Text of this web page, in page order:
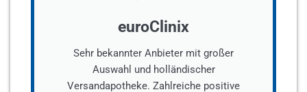
euroClinix
Sehr bekannter Anbieter mit großer
Auswahl und holländischer
Versandapotheke. Zahlreiche positive